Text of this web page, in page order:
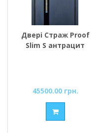
Двері Страж Proof
Slim S антрацит
45500.00 грн.